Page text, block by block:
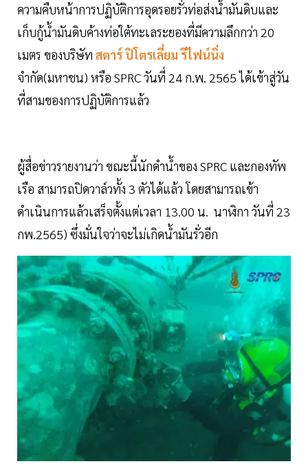
ความคืบหน้าการปฏิบัติการอุดรอยรั่วท่อส่งน้ำมันดิบและ
เก็บกู้น้ำมันดิบค้างท่อใต้ทะเลระยองที่มีความลึกกว่า 20
เมตร ของบริษัท สตาร์ ปิโตรเลี่ยม รีไฟน์นิ่ง
จำกัด(มหาชน) หรือ SPRC วันที่ 24 ก.พ. 2565 ได้เข้าสู่วัน
ที่สามของการปฏิบัติการแล้ว
ผู้สื่อข่าวรายงานว่า ขณะนี้นักดำน้ำของ SPRC และกองทัพ
เรือ สามารถปิดวาล์วทั้ง 3 ตัวได้แล้ว โดยสามารถเข้า
ดำเนินการแล้วเสร็จตั้งแต่เวลา 13.00 น. นาฬิกา วันที่ 23
กพ.2565) ซึ่งมั่นใจว่าจะไม่เกิดน้ำมันรั่วอีก